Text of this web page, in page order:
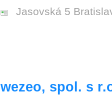
Jasovská 5
wezeo, spol. s